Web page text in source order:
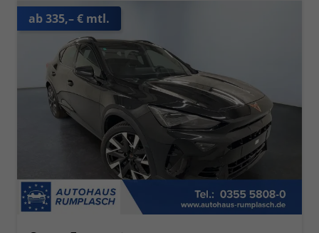
ab 335,– € mtl.